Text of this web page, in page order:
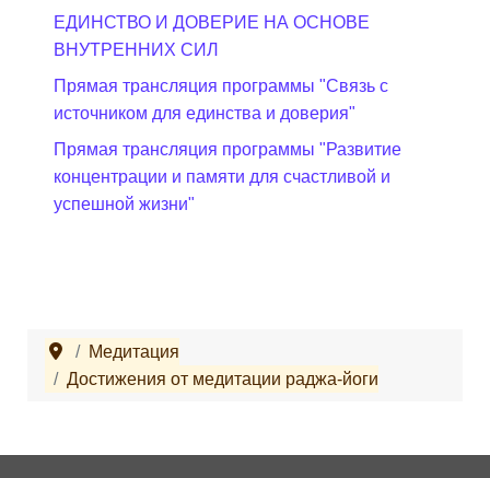
ЕДИНСТВО И ДОВЕРИЕ НА ОСНОВЕ
ВНУТРЕННИХ СИЛ
Прямая трансляция программы "Связь с
источником для единства и доверия"
Прямая трансляция программы "Развитие
концентрации и памяти для счастливой и
успешной жизни"
Медитация
Достижения от медитации раджа-йоги